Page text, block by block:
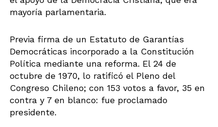
mayoría parlamentaria.
Previa firma de un Estatuto de Garantías
Democráticas incorporado a la Constitución
Política mediante una reforma. El 24 de
octubre de 1970, lo ratificó el Pleno del
Congreso Chileno; con 153 votos a favor, 35 en
contra y 7 en blanco: fue proclamado
presidente.